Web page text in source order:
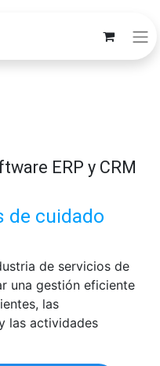
ERP y CRM
de cuidado
de servicios de
una gestión eficiente
las
las actividades